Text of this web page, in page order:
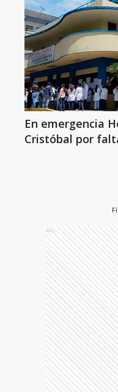
En emergencia
Cristóbal por
Ads